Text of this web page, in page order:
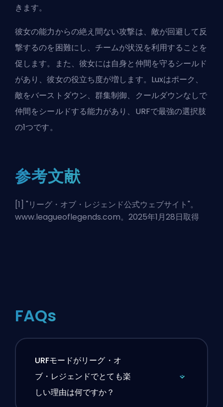
きます。
彼女の能力からの絶え間ない攻撃は、敵が回避して反
撃するのを困難にし、チームが状況を利用することを
促します。また、彼女には自身と仲間を守るシールド
があり、彼女の役立ち度が増します。Luxはポーク、
敵をバーストダウン、群集制御、クールダウンなしで
仲間をシールドする能力があり、URFで最強の選択肢
の1つです。
参考文献
[1] "リーグ・オブ・レジェンド公式ウェブサイト"。
www.leagueoflegends.com。2025年1月28日取得
FAQs
URFモードがリーグ・オ
ブ・レジェンドでとても楽
しい理由は何ですか？